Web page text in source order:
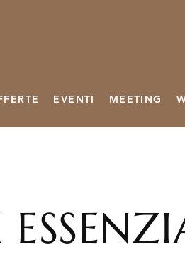
EVENTI MEETING